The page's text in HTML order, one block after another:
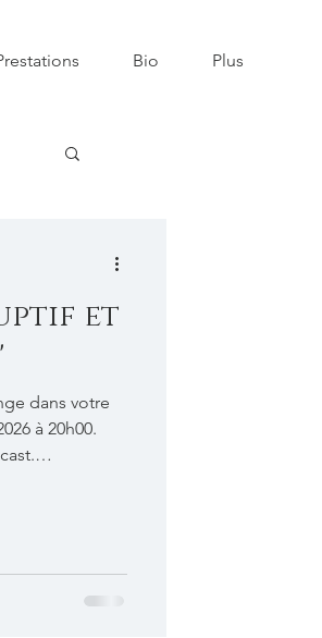
Bio Plus
et
dans votre
à 20h00.